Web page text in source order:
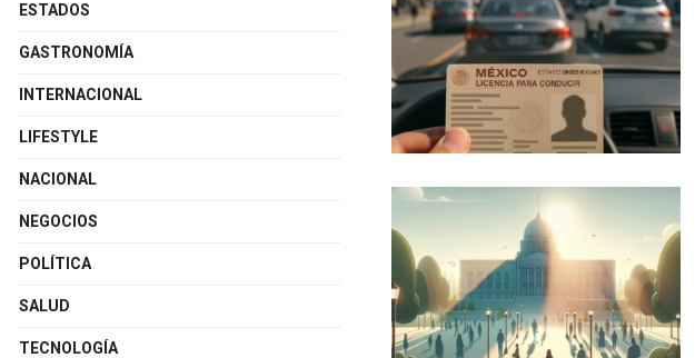
ESTADOS
GASTRONOMÍA
INTERNACIONAL
LIFESTYLE
NACIONAL
NEGOCIOS
POLÍTICA
SALUD
TECNOLOGÍA